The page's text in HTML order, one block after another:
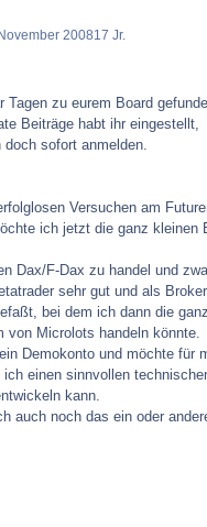
200817 Jr.
Tagen zu eurem Board
Beiträge habt ihr eingestellt,
sofort anmelden.
Versuchen am
ich jetzt die ganz kleinen
Dax/F-Dax zu handel und
sehr gut und als
bei dem ich dann die
von Microlots handeln könnte.
Demokonto und möchte für
ich einen sinnvollen
kann.
auch noch das ein oder